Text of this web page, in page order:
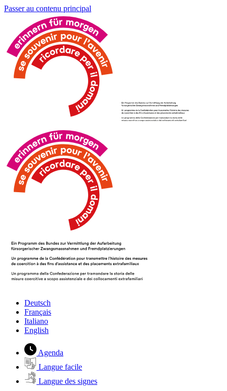
Passer au contenu principal
Deutsch
Français
Italiano
English
Agenda
Langue facile
Langue des signes